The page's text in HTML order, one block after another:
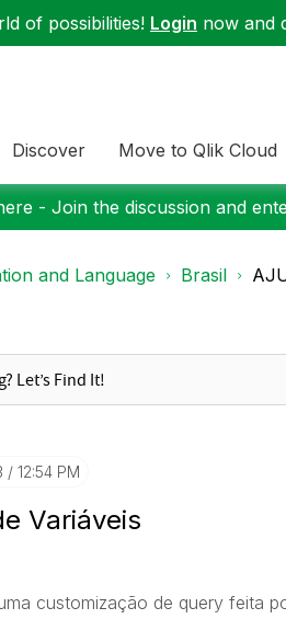
of possibilities! Login now and
Discover Move to Qlik Cloud
- Join the discussion and
and Language Brasil
12:54 PM
Variáveis
customização de query feita